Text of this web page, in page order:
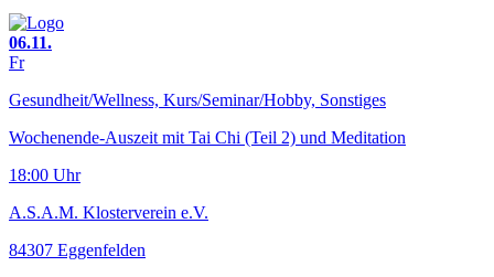
06.11.
Fr
Gesundheit/Wellness, Kurs/Seminar/Hobby, Sonstiges
Wochenende-Auszeit mit Tai Chi (Teil 2) und Meditation
18:00 Uhr
A.S.A.M. Klosterverein e.V.
84307 Eggenfelden